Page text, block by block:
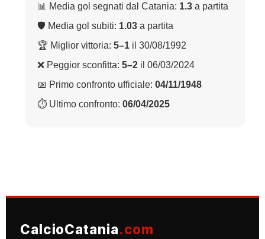
📊 Media gol segnati dal Catania: 1.3 a partita
🛡 Media gol subiti: 1.03 a partita
🏆 Miglior vittoria: 5–1 il 30/08/1992
❌ Peggior sconfitta: 5–2 il 06/03/2024
📅 Primo confronto ufficiale: 04/11/1948
⏱ Ultimo confronto: 06/04/2025
CalcioCatania.com